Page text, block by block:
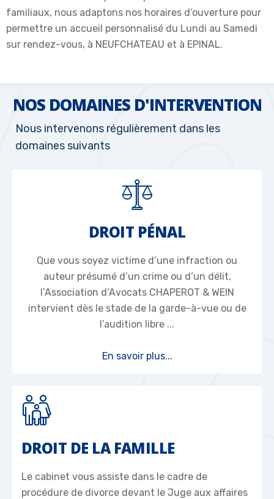
familiaux, nous adaptons nos horaires d’ouverture pour
permettre un accueil personnalisé du Lundi au Samedi
sur rendez-vous, à NEUFCHATEAU et à EPINAL.
NOS DOMAINES D'INTERVENTION
Nous intervenons régulièrement dans les
domaines suivants
DROIT PÉNAL
Que vous soyez victime d’une infraction ou
auteur présumé d’un crime ou d’un délit,
l’Association d’Avocats CHAPEROT & WEIN
intervient dès le stade de la garde-à-vue ou de
l’audition libre ...
En savoir plus...
DROIT DE LA FAMILLE
Le cabinet vous assiste dans le cadre de
procédure de divorce devant le Juge aux affaires